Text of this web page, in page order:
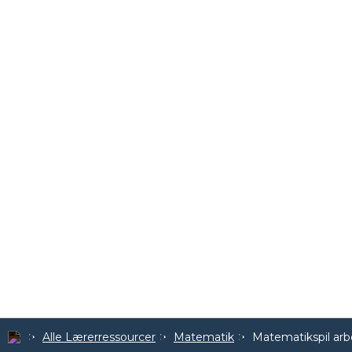
Alle Lærerressourcer Matematik Matematikspil